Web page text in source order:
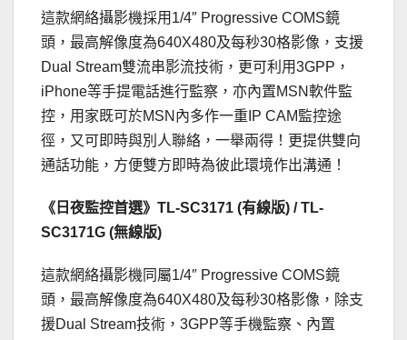
這款網絡攝影機採用1/4″ Progressive COMS鏡
頭，最高解像度為640X480及每秒30格影像，支援
Dual Stream雙流串影流技術，更可利用3GPP，
iPhone等手提電話進行監察，亦內置MSN軟件監
控，用家既可於MSN內多作一重IP CAM監控途
徑，又可即時與別人聯絡，一舉兩得！更提供雙向
通話功能，方便雙方即時為彼此環境作出溝通！
《日夜監控首選》TL-SC3171 (有線版) / TL-
SC3171G (無線版)
這款網絡攝影機同屬1/4″ Progressive COMS鏡
頭，最高解像度為640X480及每秒30格影像，除支
援Dual Stream技術，3GPP等手機監察、內置